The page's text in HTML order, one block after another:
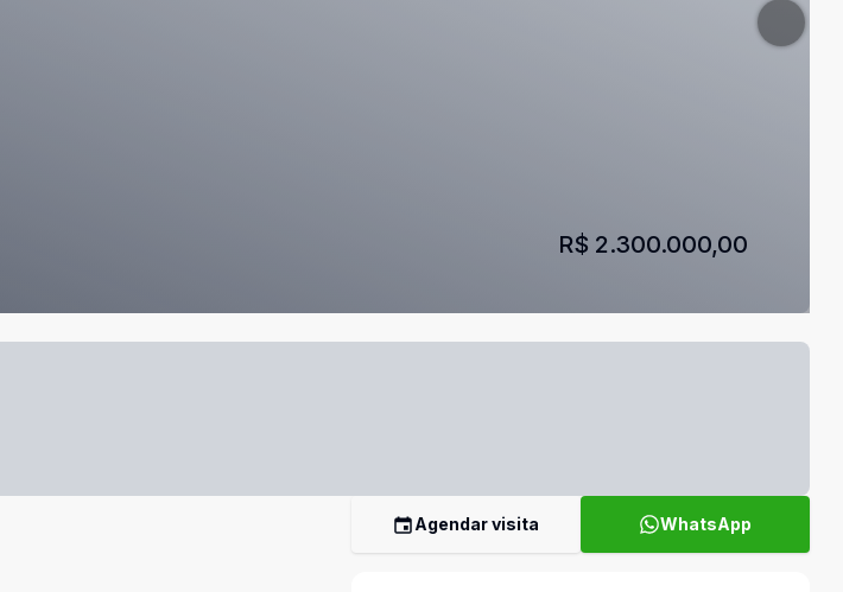
R$ 2.300.000,00
Agendar visita WhatsApp